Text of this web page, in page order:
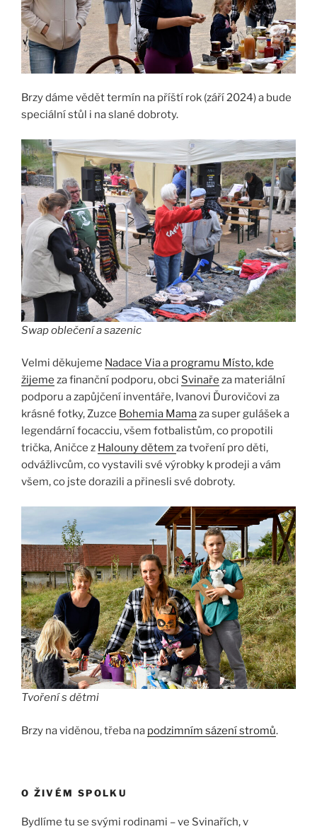
Brzy dáme vědět termín na příští rok (září 2024) a bude
speciální stůl i na slané dobroty.
Swap oblečení a sazenic
Velmi děkujeme Nadace Viaa programu Místo, kde
žijeme za finanční podporu, obci Svinaře za materiální
podporu a zapůjčení inventáře, Ivanovi Ďurovičovi za
krásné fotky, Zuzce Bohemia Mamaza super gulášek a
legendární focacciu, všem fotbalistům, co propotili
trička, Aničce z Halouny dětem za tvoření pro děti,
odvážlivcům, co vystavili své výrobky k prodeji a vám
všem, co jste dorazili a přinesli své dobroty.
Tvoření s dětmi
Brzy na viděnou, třeba na podzimním sázení stromů.
O ŽIVÉM SPOLKU
Bydlíme tu se svými rodinami – ve Svinařích, v